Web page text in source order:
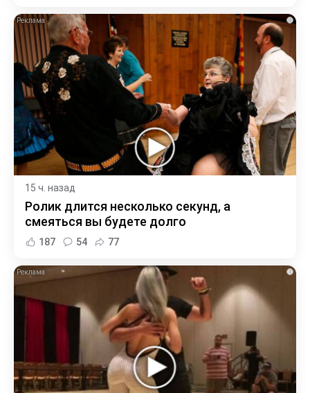
i
15 ч. назад
Ролик длится несколько секунд, а
смеяться вы будете долго
187 54 77
i